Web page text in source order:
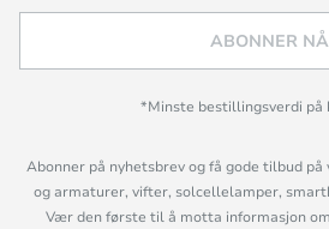
ABONNER NÅ
*Minste bestillingsverdi på
Abonner på nyhetsbrev og få gode tilbud
og armaturer, vifter, solcellelamper,
Vær den første til å motta informasjon